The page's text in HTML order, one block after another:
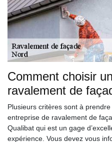
Comment choisir
ravalement de
Plusieurs critères sont à
entreprise de ravalement de
Qualibat qui est un gage
expérience. Vous devez vous